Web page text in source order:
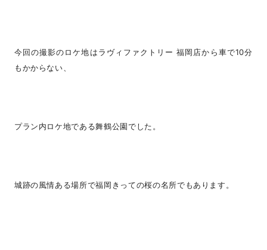
今回の撮影のロケ地はラヴィファクトリー 福岡店から車で10分
もかからない、
プラン内ロケ地である舞鶴公園でした。
城跡の風情ある場所で福岡きっての桜の名所でもあります。